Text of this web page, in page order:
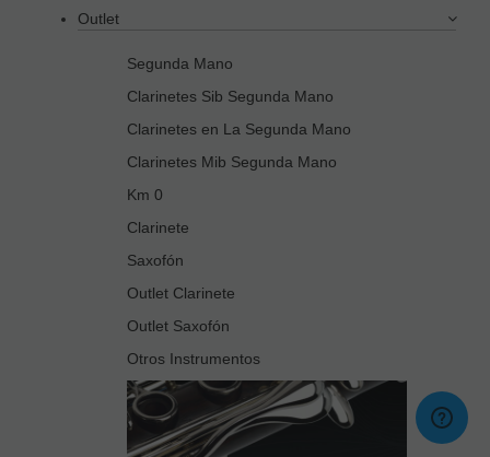
Outlet
Segunda Mano
Clarinetes Sib Segunda Mano
Clarinetes en La Segunda Mano
Clarinetes Mib Segunda Mano
Km 0
Clarinete
Saxofón
Outlet Clarinete
Outlet Saxofón
Otros Instrumentos